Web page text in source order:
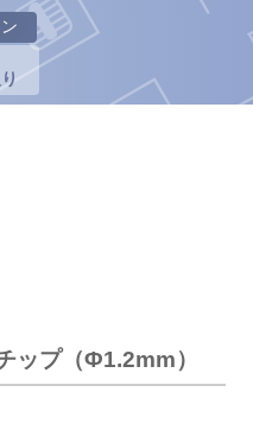
ップ（Φ1.2mm）